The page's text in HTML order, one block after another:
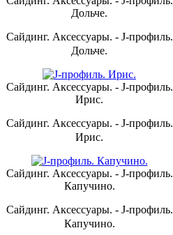
Дольче.
Сайдинг. Аксессуары. - J-профиль.
Дольче.
Сайдинг. Аксессуары. - J-профиль.
Ирис.
Сайдинг. Аксессуары. - J-профиль.
Ирис.
Сайдинг. Аксессуары. - J-профиль.
Капучино.
Сайдинг. Аксессуары. - J-профиль.
Капучино.